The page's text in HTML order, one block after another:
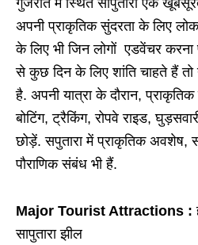
अपनी प्राकृतिक सुंदरता के लिए
के लिए भी जिन लोगों एडवेंचर
से कुछ दिन के लिए शांति चाहते हैं
है. अपनी यात्रा के दौरान,
बोटिंग, ट्रैकिंग, रोपवे राइड,
छोड़ें. सपुतारा में प्राकृतिक अवशेष,
पौराणिक संबंध भी हैं.
Major Tourist Attractions :
सापुतारा झील